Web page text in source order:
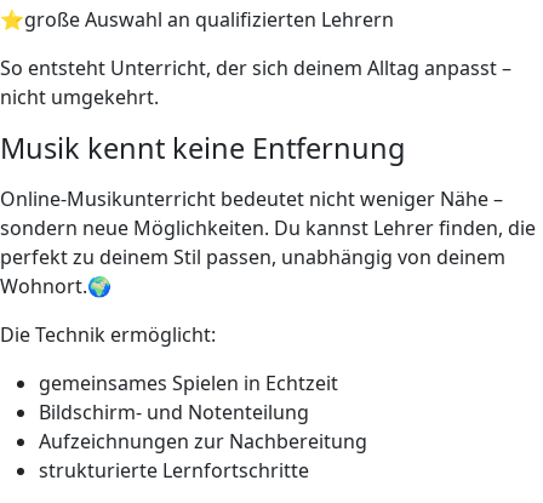
⭐große Auswahl an qualifizierten Lehrern
So entsteht Unterricht, der sich deinem Alltag anpasst –
nicht umgekehrt.
Musik kennt keine Entfernung
Online-Musikunterricht bedeutet nicht weniger Nähe –
sondern neue Möglichkeiten. Du kannst Lehrer finden, die
perfekt zu deinem Stil passen, unabhängig von deinem
Wohnort.🌍
Die Technik ermöglicht:
gemeinsames Spielen in Echtzeit
Bildschirm- und Notenteilung
Aufzeichnungen zur Nachbereitung
strukturierte Lernfortschritte